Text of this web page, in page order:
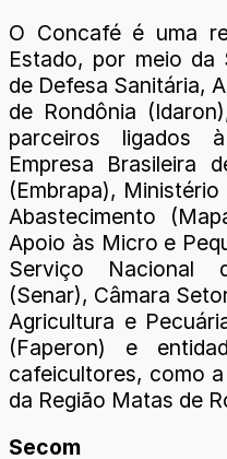
O Concafé é uma
Estado, por meio da
de Defesa Sanitária,
de Rondônia
parceiros ligados
Empresa Brasileira
(Embrapa),
Abastecimento
Apoio às Micro e
Serviço Nacional
(Senar), Câmara
Agricultura e
(Faperon) e
cafeicultores, como
da Região Matas de
Secom